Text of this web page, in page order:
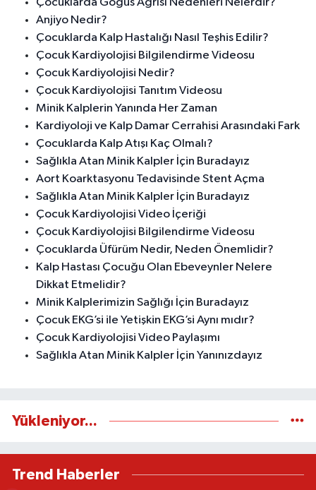
Çocuklarda Göğüs Ağrısı Nedenleri Nelerdir?
Anjiyo Nedir?
Çocuklarda Kalp Hastalığı Nasıl Teşhis Edilir?
Çocuk Kardiyolojisi Bilgilendirme Videosu
Çocuk Kardiyolojisi Nedir?
Çocuk Kardiyolojisi Tanıtım Videosu
Minik Kalplerin Yanında Her Zaman
Kardiyoloji ve Kalp Damar Cerrahisi Arasındaki Fark
Çocuklarda Kalp Atışı Kaç Olmalı?
Sağlıkla Atan Minik Kalpler İçin Buradayız
Aort Koarktasyonu Tedavisinde Stent Açma
Sağlıkla Atan Minik Kalpler İçin Buradayız
Çocuk Kardiyolojisi Video İçeriği
Çocuk Kardiyolojisi Bilgilendirme Videosu
Çocuklarda Üfürüm Nedir, Neden Önemlidir?
Kalp Hastası Çocuğu Olan Ebeveynler Nelere
Dikkat Etmelidir?
Minik Kalplerimizin Sağlığı İçin Buradayız
Çocuk EKG’si ile Yetişkin EKG’si Aynı mıdır?
Çocuk Kardiyolojisi Video Paylaşımı
Sağlıkla Atan Minik Kalpler İçin Yanınızdayız
Yükleniyor...
Trend Haberler